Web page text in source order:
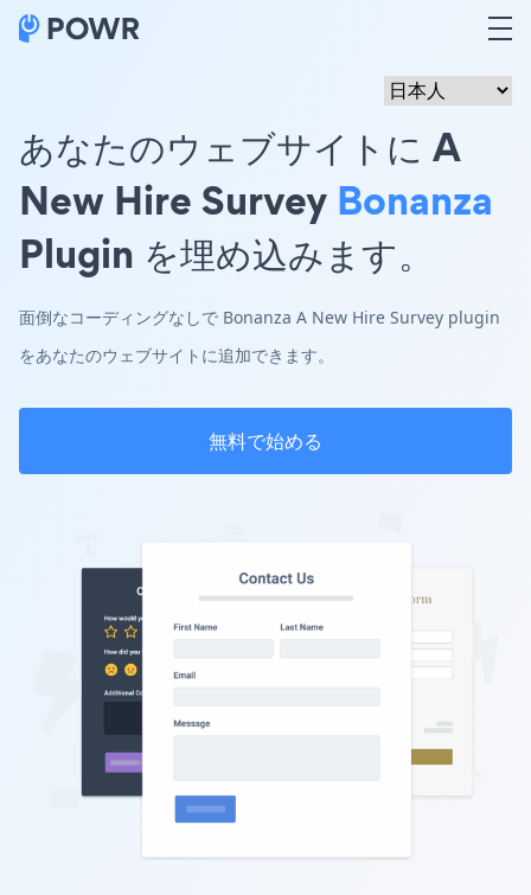
あなたのウェブサイトに A
New Hire Survey Bonanza
Plugin を埋め込みます。
面倒なコーディングなしで Bonanza A New Hire Survey plugin
をあなたのウェブサイトに追加できます。
無料で始める